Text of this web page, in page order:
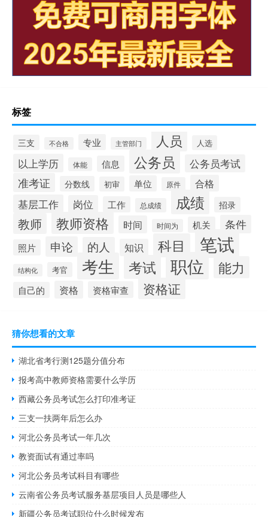
标签
三支 不合格 专业 主管部门 人员 人选
以上学历 体能 信息 公务员 公务员考试
准考证 分数线 初审 单位 原件 合格
基层工作 岗位 工作 总成绩 成绩 招录
教师 教师资格 时间 时间为 机关 条件
照片 申论 的人 知识 科目 笔试
结构化 考官 考生 考试 职位 能力
自己的 资格 资格审查 资格证
猜你想看的文章
湖北省考行测125题分值分布
报考高中教师资格需要什么学历
西藏公务员考试怎么打印准考证
三支一扶两年后怎么办
河北公务员考试一年几次
教资面试有通过率吗
河北公务员考试科目有哪些
云南省公务员考试服务基层项目人员是哪些人
新疆公务员考试职位什么时候发布